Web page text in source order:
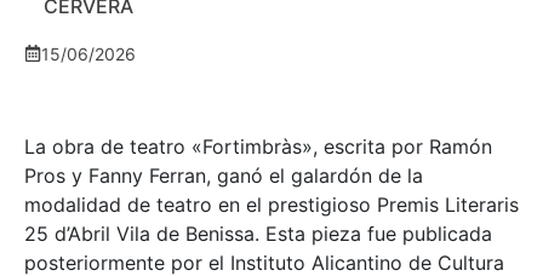
CERVERA
15/06/2026
La obra de teatro «Fortimbràs», escrita por Ramón
Pros y Fanny Ferran, ganó el galardón de la
modalidad de teatro en el prestigioso Premis Literaris
25 d’Abril Vila de Benissa. Esta pieza fue publicada
posteriormente por el Instituto Alicantino de Cultura